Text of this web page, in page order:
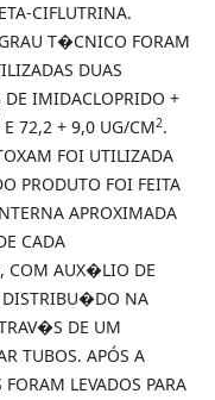
CIFLUTRINA.
T�CNICO FORAM
DUAS
IMIDACLOPRIDO +
E 72,2 + 9,0 UG/CM2.
FOI UTILIZADA
PRODUTO FOI FEITA
APROXIMADA
CADA
COM AUX�LIO DE
DISTRIBU�DO NA
DE UM
TUBOS. APÓS A
LEVADOS PARA